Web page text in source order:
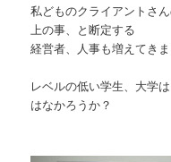
私どものクライアントさ
上の事、と断定する
経営者、人事も増えてきま
レベルの低い学生、大学
はなかろうか？